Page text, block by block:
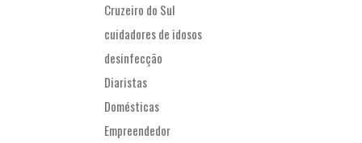
Cruzeiro do Sul
cuidadores de idosos
desinfecção
Diaristas
Domésticas
Empreendedor